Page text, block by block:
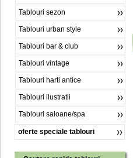
Tablouri sezon
Tablouri urban style
Tablouri bar & club
Tablouri vintage
Tablouri harti antice
Tablouri ilustratii
Tablouri saloane/spa
oferte speciale tablouri